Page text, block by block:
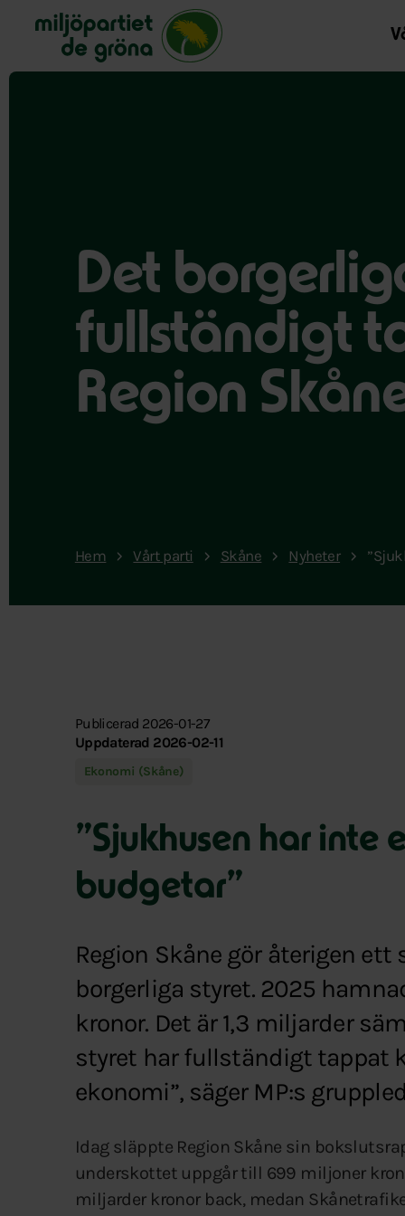
Miljöpartiet de gröna, startsida
Det
fullständigt
Region
Hem Vårt parti Skåne Nyheter
Publicerad 2026-01-27
Uppdaterad 2026-02-11
Ekonomi (Skåne)
”Sjukhusen har inte
budgetar”
Region Skåne gör återigen
borgerliga styret. 2025
kronor. Det är 1,3 miljarder
styret har fullständigt tappat
ekonomi”, säger MP:s
Idag släppte Region Skåne sin
underskottet uppgår till 699 miljoner
miljarder kronor back, medan